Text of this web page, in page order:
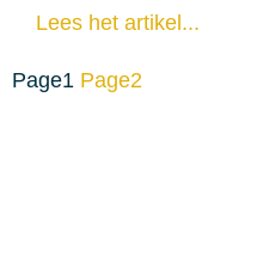
Lees het artikel...
Page1 Page2